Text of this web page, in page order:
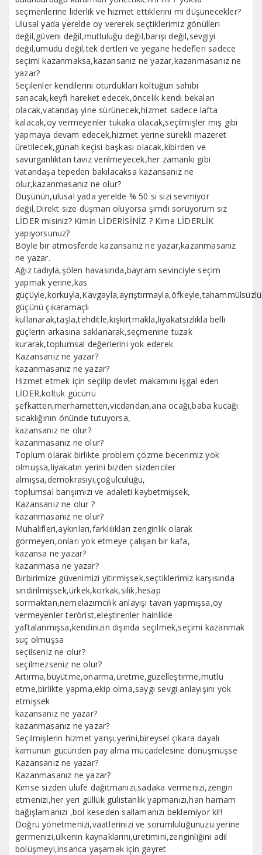
seçmenlerine liderlik ve hizmet ettiklerini mi düşünecekler?
Ulusal yada yerelde oy vererek seçtiklerimiz gönülleri
değil,güveni değil,mutluluğu değil,barışı değil,sevgiyi
değil,umudu değil,tek dertleri ve yegane hedefleri sadece
seçimi kazanmaksa,kazansanız ne yazar,kazanmasanız ne
yazar?
Seçilenler kendilerini oturdukları koltuğun sahibi
sanacak,keyfi hareket edecek,öncelik kendi bekaları
olacak,vatandaş yine sürünecek,hizmet sadece lafta
kalacak,oy vermeyenler tukaka olacak,seçilmişler mış gibi
yapmaya devam edecek,hizmet yerine sürekli mazeret
üretilecek,günah keçisi başkası olacak,kibirden ve
savurganlıktan taviz verilmeyecek,her zamanki gibi
vatandaşa tepeden bakılacaksa kazansanız ne
olur,kazanmasanız ne olur?
Düşünün,ulusal yada yerelde % 50 si sizi sevmiyor
değil,Direkt size düşman oluyorsa şimdi soruyorum siz
LİDER misiniz? Kimin LİDERİSİNİZ ? Kime LİDERLİK
yapıyorsunuz?
Böyle bir atmosferde kazansanız ne yazar,kazanmasanız
ne yazar.
Ağız tadıyla,şölen havasında,bayram sevinciyle seçim
yapmak yerine,kas
güçünü çıkaramaçlı
kullanarak,taşla,tehditle,kışkırtmakla,liyakatsızlıkla belli
güçlerin arkasına saklanarak,seçmenine tuzak
kurarak,toplumsal değerlerini yok ederek
Kazansanız ne yazar?
kazanmasanız ne yazar?
Hizmet etmek için seçilip devlet makamını işgal eden
LİDER,koltuk gücünü
şefkatten,merhametten,vicdandan,ana ocağı,baba kucağı
sıcaklığının önünde tutuyorsa,
kazansanız ne olur?
kazanmasanız ne olur?
Toplum olarak birlikte problem çözme becerimiz yok
olmuşsa,liyakatın yerini bizden sizdenciler
almışsa,demokrasiyi,çoğulculuğu,
toplumsal barışımızı ve adaleti kaybetmişsek,
Kazansanız ne olur ?
kazanmasanız ne olur?
Muhalifleri,aykırıları,farklılıkları zenginlik olarak
görmeyen,onları yok etmeye çalışan bir kafa,
kazansa ne yazar?
kazanmasa ne yazar?
Birbirimize güvenimizi yitirmişsek,seçtiklerimiz karşısında
sindirilmişsek,ürkek,korkak,silik,hesap
sormaktan,nemelazımcılık anlayışı tavan yapmışsa,oy
vermeyenler terörist,eleştirenler hainlikle
yaftalanmışsa,kendinizin dışında seçilmek,seçimi kazanmak
suç olmuşsa
seçilseniz ne olur?
seçilmezseniz ne olur?
Artırma,büyütme,onarma,üretme,güzelleştirme,mutlu
etme,birlikte yapma,ekip olma,saygı sevgi anlayışını yok
etmişsek
kazansanız ne yazar?
kazanmasanız ne yazar?
Seçilmişlerin hizmet yarışı,yerini,bireysel çıkara dayalı
kamunun gücünden pay alma mücadelesine dönüşmüşse
Kazansanız ne yazar?
Kazanmasanız ne yazar?
Kimse sizden ulufe dağıtmanızı,sadaka vermenizi,zengin
etmenizi,her yeri güllük gülistanlık yapmanızı,han hamam
bağışlamanızı ,bol keseden sallamanızı beklemiyor ki!!
Doğru yönetmenizi,vaatlerinizi ve sorumluluğunuzu yerine
germenizi,ülkenin kaynaklarını,üretimini,zenginliğini adil
bölüşmeyi,insanca yaşamak için gayret